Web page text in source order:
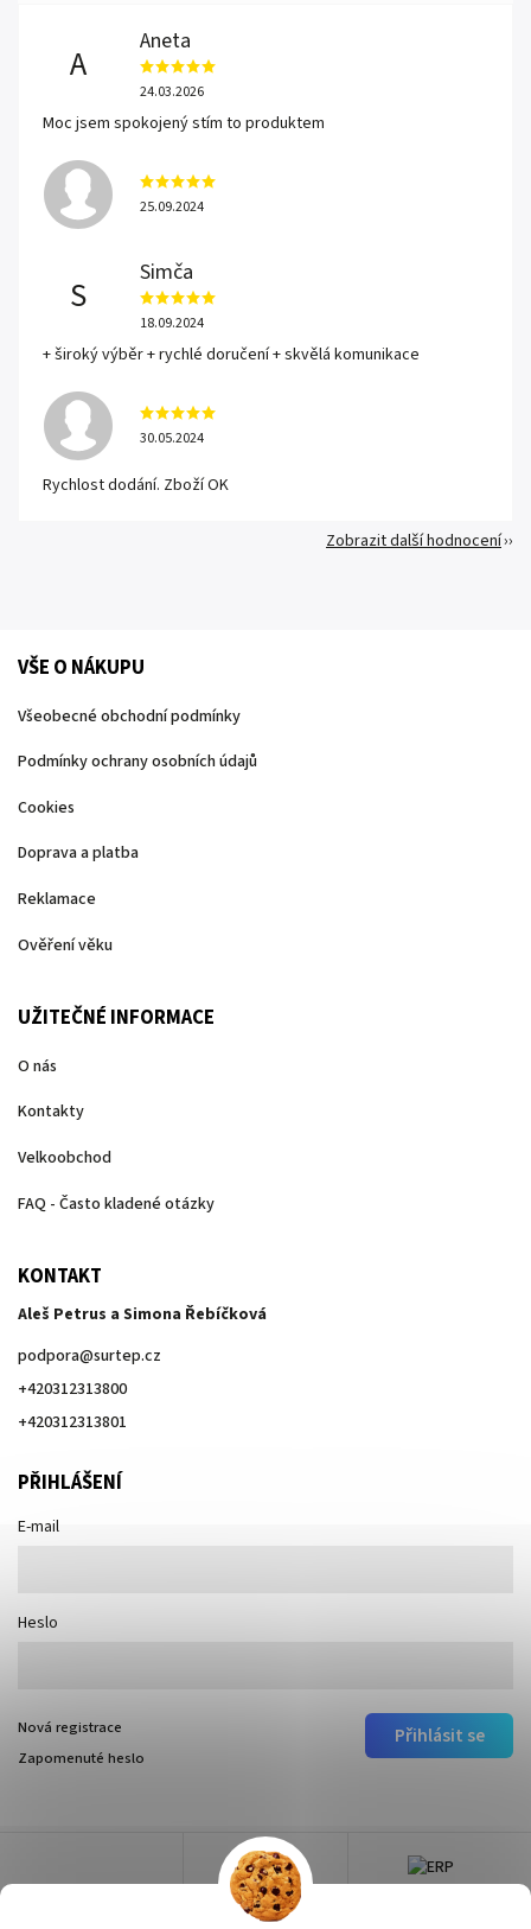
A
Aneta
24.03.2026
Moc jsem spokojený stím to produktem
25.09.2024
S
Simča
18.09.2024
+ široký výběr + rychlé doručení + skvělá komunikace
30.05.2024
Rychlost dodání. Zboží OK
Zobrazit další hodnocení
VŠE O NÁKUPU
Všeobecné obchodní podmínky
Podmínky ochrany osobních údajů
Cookies
Doprava a platba
Reklamace
Ověření věku
UŽITEČNÉ INFORMACE
O nás
Kontakty
Velkoobchod
FAQ - Často kladené otázky
KONTAKT
Aleš Petrus a Simona Řebíčková
podpora@surtep.cz
+420312313800
+420312313801
PŘIHLÁŠENÍ
E-mail
Heslo
Přihlásit se
Nová registrace
Zapomenuté heslo